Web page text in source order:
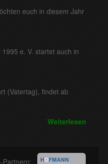
euch in diesem Jahr
e. V. startet auch in
(Vatertag), findet ab
Weiterlesen
Partnern: